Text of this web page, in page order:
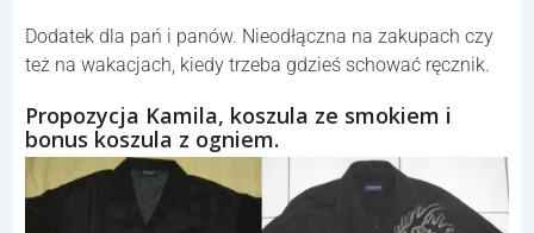
Dodatek dla pań i panów. Nieodłączna na zakupach czy
też na wakacjach, kiedy trzeba gdzieś schować ręcznik.
Propozycja Kamila, koszula ze smokiem i
bonus koszula z ogniem.